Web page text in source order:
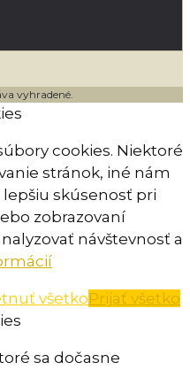
vyhradené.
cookies. Niektoré
stránok, iné nám
skúsenosť pri
zobrazovaní
návštevnosť a
všetkoPrijať všetko
sa dočasne